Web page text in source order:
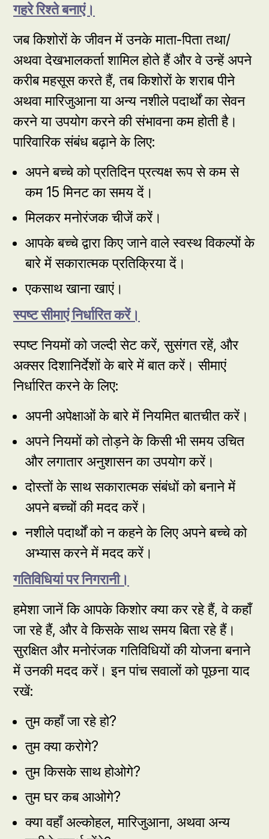
गहरे रिश्ते बनाएं।
जब किशोरों के जीवन में उनके माता-पिता तथा/
अथवा देखभालकर्ता शामिल होते हैं और वे उन्हें अपने
करीब महसूस करते हैं, तब किशोरों के शराब पीने
अथवा मारिजुआना या अन्य नशीले पदार्थों का सेवन
करने या उपयोग करने की संभावना कम होती है।
पारिवारिक संबंध बढ़ाने के लिए:
अपने बच्चे को प्रतिदिन प्रत्यक्ष रूप से कम से
कम 15 मिनट का समय दें।
मिलकर मनोरंजक चीजें करें।
आपके बच्चे द्वारा किए जाने वाले स्वस्थ विकल्पों के
बारे में सकारात्मक प्रतिक्रिया दें।
एकसाथ खाना खाएं।
स्पष्ट सीमाएं निर्धारित करें।
स्पष्ट नियमों को जल्दी सेट करें, सुसंगत रहें, और
अक्सर दिशानिर्देशों के बारे में बात करें। सीमाएं
निर्धारित करने के लिए:
अपनी अपेक्षाओं के बारे में नियमित बातचीत करें।
अपने नियमों को तोड़ने के किसी भी समय उचित
और लगातार अनुशासन का उपयोग करें।
दोस्तों के साथ सकारात्मक संबंधों को बनाने में
अपने बच्चों की मदद करें।
नशीले पदार्थों को न कहने के लिए अपने बच्चे को
अभ्यास करने में मदद करें।
गतिविधियां पर निगरानी।
हमेशा जानें कि आपके किशोर क्या कर रहे हैं, वे कहाँ
जा रहे हैं, और वे किसके साथ समय बिता रहे हैं।
सुरक्षित और मनोरंजक गतिविधियों की योजना बनाने
में उनकी मदद करें। इन पांच सवालों को पूछना याद
रखें:
तुम कहाँ जा रहे हो?
तुम क्या करोगे?
तुम किसके साथ होओगे?
तुम घर कब आओगे?
क्या वहाँ अल्कोहल, मारिजुआना, अथवा अन्य